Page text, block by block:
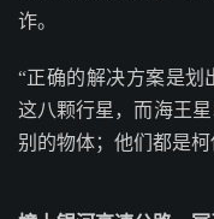
诈。
“正确的解决方案是划
这八颗行星，而海王
别的物体；他们都是柯